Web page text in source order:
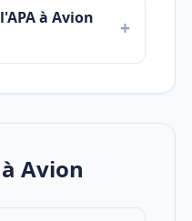
à Avion
Avion